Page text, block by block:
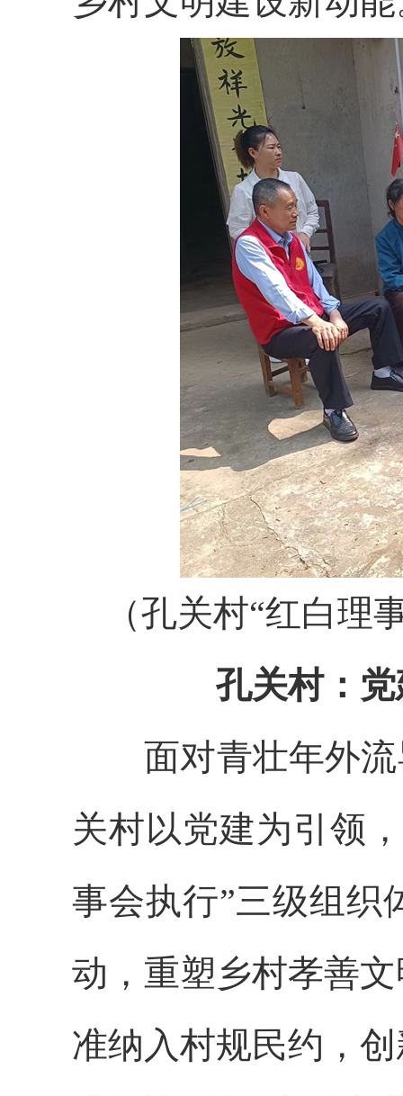
（孔关村“红白理
孔关村：
面对青壮年外流
关村以党建为引
事会执行”三级组织
动，重塑乡村孝善
准纳入村规民约，